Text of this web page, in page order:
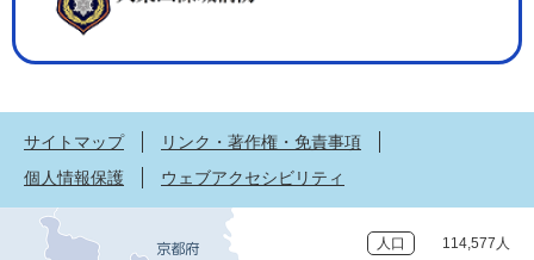
サイトマップ
リンク・著作権・免責事項
個人情報保護
ウェブアクセシビリティ
人口 114,577人